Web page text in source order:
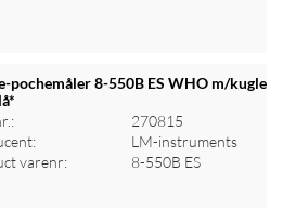
Log ind for at se priser
pochemåler 8-550B ES WHO m/kugle
270815
LM-instruments
varenr:
8-550B ES